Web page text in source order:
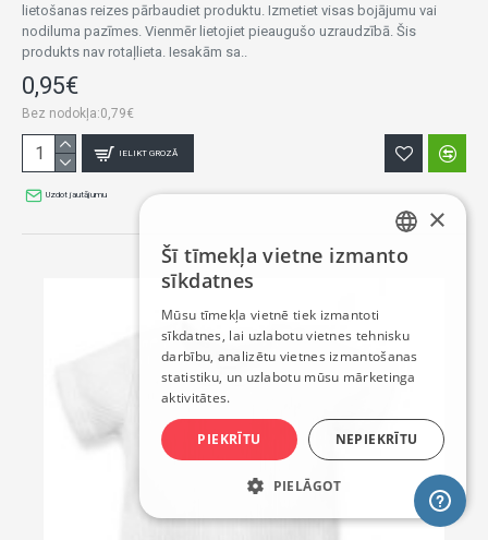
lietošanas reizes pārbaudiet produktu. Izmetiet visas bojājumu vai
nodiluma pazīmes. Vienmēr lietojiet pieaugušo uzraudzībā. Šis
produkts nav rotaļlieta. Iesakām sa..
0,95€
Bez nodokļa:0,79€
IELIKT GROZĀ
Uzdot jautājumu
LATVIAN
ENGLISH
×
Šī tīmekļa vietne izmanto
sīkdatnes
Mūsu tīmekļa vietnē tiek izmantoti
sīkdatnes, lai uzlabotu vietnes tehnisku
darbību, analizētu vietnes izmantošanas
statistiku, un uzlabotu mūsu mārketinga
aktivitātes.
PIEKRĪTU NEPIEKRĪTU
PIELĀGOT